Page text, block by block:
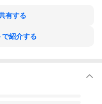
を現代的にアレンジした
い雨や風の強い日も難なく
ポケットが、イージーでカ
2色のトーン展開で、Tシャ
有する
紹介する